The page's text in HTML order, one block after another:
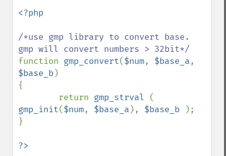
<?php
/*use gmp library to convert base.
function gmp_convert($num, $base_a
$base_b)
{
        return
gmp_strval
gmp_init($num, $base_a ), $base_b
);
}
?>